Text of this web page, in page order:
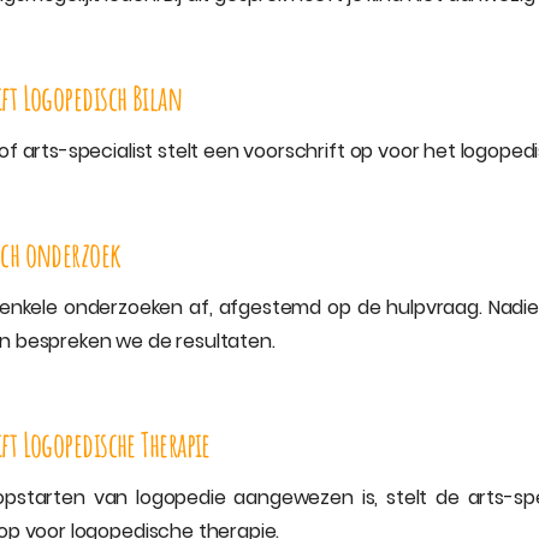
Logopedisch Bilan
arts-specialist stelt een voorschrift op voor het
onderzoek
onderzoeken af, afgestemd op de hulpvraag.
bespreken we de resultaten.
Therapie
van logopedie aangewezen is, stelt de arts-
voor logopedische therapie.